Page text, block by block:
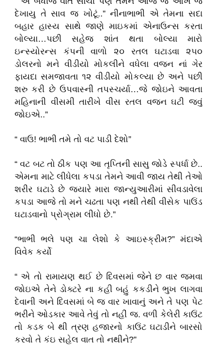
દેખાયુ તે સાવ જ ખોટૂં..” નીનાભાભી એ તેમના સદા
બહાર હાસ્ય સાથે જાણે માઇકમાં એનાઉન્સ કરતા
બોલ્યા…પછી સહેજ શાંત થતા બોલ્યા મારો
ઇન્સ્યોરન્સ કંપની વાળો ૨૦ રતલ ઘટાડવા ૨૫૦
ડોલરનો મને વીડીયો મોકલીને વધેલા વજન નાં ગેર
ફાયદા સમજાવતા ૧૨ વીડીયો મોકલ્યા છે અને પછી
શરુ કરી છે ઉપવાસ્ની તપસ્ચર્યા…જે જોઇને આવતા
મહિનાની વીસમી તારીખે વીસ રતલ વજન ઘટી જવું
જોઇએ..”
“ વાઉ! ભાભી તમે તો વટ પાડી દેશો”
“ વટ બટ તો ઠીક પણ આ તૃપ્તિની સાસુ જોડે સ્પર્ધા છે..
એમના માટે લીધેલા કપડા તેમને આવી જાય તેથી તેઓ
શરીર ઘટાડે છે જ્યારે મારા જાન્યુઆરીમાં સીવડાવેલા
કપડા આજે તો મને ચઢતા પણ નથી તેથી વીસેક પાઉંડ
ઘટાડવાનો પ્રોગ્રામ લીધો છે.”
“ભાભી ભલે પણ ચા લેશો કે આઇસ્ક્રીમ?” મંદાએ
વિવેક કર્યો
“ એ તો રામાયણ થઈ છે દિવસમાં જેને છ વાર જમવા
જોઇએ તેને ડોક્ટરે ના કહી બહું કકડીને ભુખ લાગવા
દેવાની અને દિવસમાં બે જ વાર ખાવાનું અને તે પણ પેટ
ભરીને ઓડકાર આવે તેવું તો નહીં જ. વળી કેલેરી કાઉંટ
તો કડક બે થી ત્રણ હજારનો કાઉંટ ઘટાડીને બારસો
કરવો તે કંઇ સહેલ વાત તો નથીને?”